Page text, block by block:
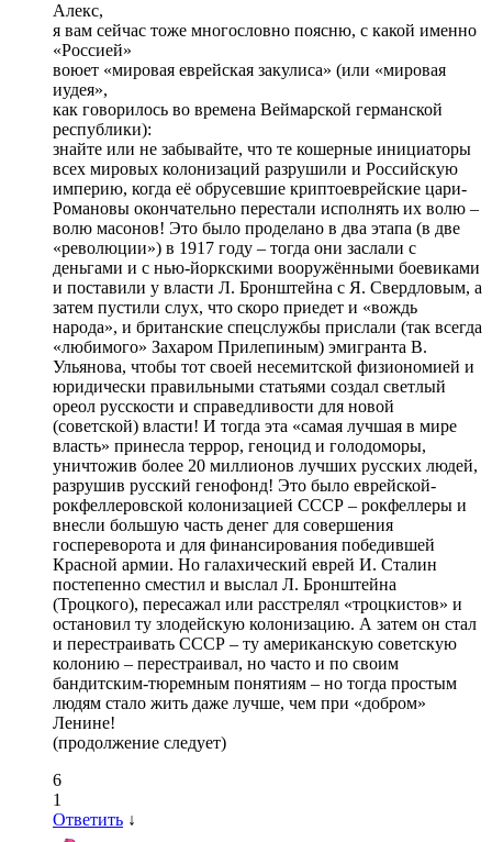
Алекс,
я вам сейчас тоже многословно поясню, с какой именно
«Россией»
воюет «мировая еврейская закулиса» (или «мировая
иудея»,
как говорилось во времена Веймарской германской
республики):
знайте или не забывайте, что те кошерные инициаторы
всех мировых колонизаций разрушили и Российскую
империю, когда её обрусевшие криптоеврейские цари-
Романовы окончательно перестали исполнять их волю –
волю масонов! Это было проделано в два этапа (в две
«революции») в 1917 году – тогда они заслали с
деньгами и с нью-йоркскими вооружёнными боевиками
и поставили у власти Л. Бронштейна с Я. Свердловым, а
затем пустили слух, что скоро приедет и «вождь
народа», и британские спецслужбы прислали (так всегда
«любимого» Захаром Прилепиным) эмигранта В.
Ульянова, чтобы тот своей несемитской физиономией и
юридически правильными статьями создал светлый
ореол русскости и справедливости для новой
(советской) власти! И тогда эта «самая лучшая в мире
власть» принесла террор, геноцид и голодоморы,
уничтожив более 20 миллионов лучших русских людей,
разрушив русский генофонд! Это было еврейской-
рокфеллеровской колонизацией СССР – рокфеллеры и
внесли большую часть денег для совершения
госпереворота и для финансирования победившей
Красной армии. Но галахический еврей И. Сталин
постепенно сместил и выслал Л. Бронштейна
(Троцкого), пересажал или расстрелял «троцкистов» и
остановил ту злодейскую колонизацию. А затем он стал
и перестраивать СССР – ту американскую советскую
колонию – перестраивал, но часто и по своим
бандитским-тюремным понятиям – но тогда простым
людям стало жить даже лучше, чем при «добром»
Ленине!
(продолжение следует)
6
1
Ответить ↓